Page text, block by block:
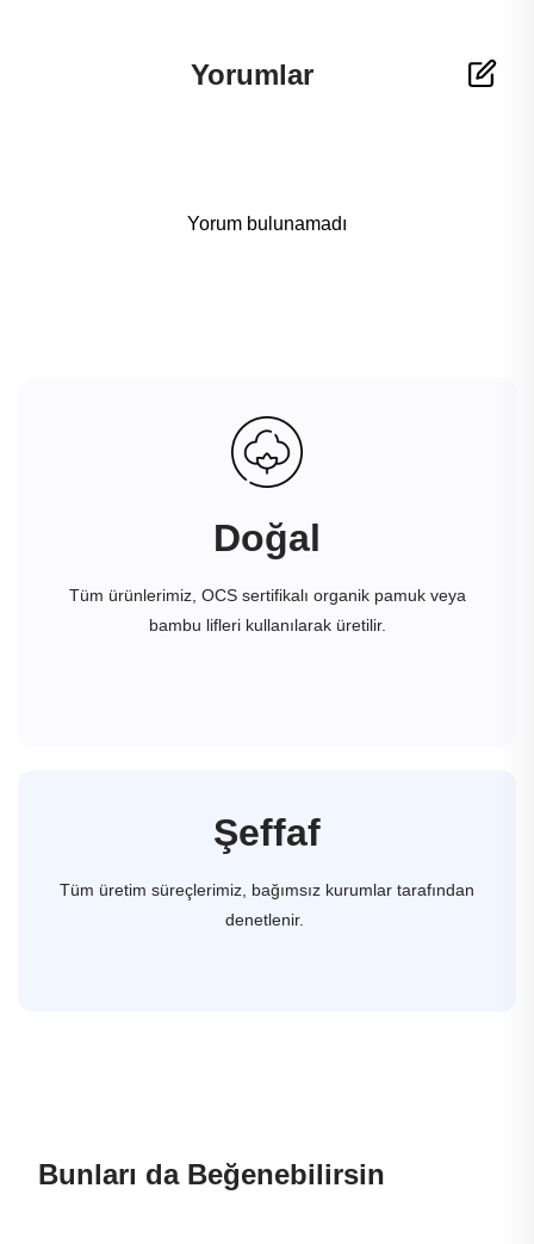
Yorumlar
Yorum bulunamadı
Doğal
Tüm ürünlerimiz, OCS sertifikalı organik pamuk veya
bambu lifleri kullanılarak üretilir.
Şeffaf
Tüm üretim süreçlerimiz, bağımsız kurumlar tarafından
denetlenir.
Bunları da Beğenebilirsin